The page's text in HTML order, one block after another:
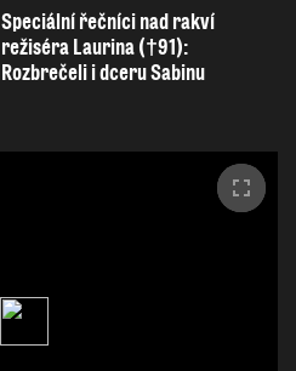
Speciální řečníci nad rakví
režiséra Laurina (†91):
Rozbrečeli i dceru Sabinu